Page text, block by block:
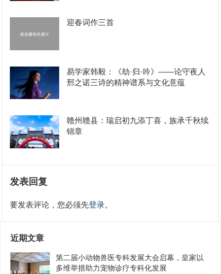
迎春词作三首
易学家韩毅：《劫·归·吟》——论守夜人
邢之诺三诗的精神谱系与文化意蕴
赣州赣县：瑞启初九添丁喜，族承千秋续
锦章
发表回复
要发表评论，您必须先登录。
近期文章
第二届小动物兽医专科发展大会启幕，皇家以
多维举措助力宠物诊疗专科化发展